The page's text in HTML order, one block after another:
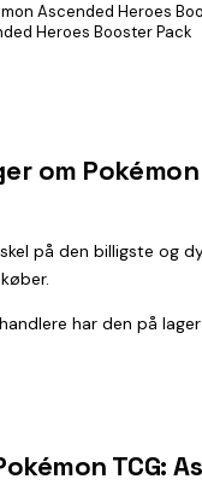
Ascended Heroes
Heroes Booster Pack
om
på den billigste
har den på
TCG: